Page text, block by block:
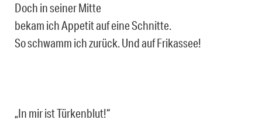
Doch in seiner Mitte
bekam ich Appetit auf eine Schnitte.
So schwamm ich zurück. Und auf Frikassee!
„In mir ist Türkenblut!“